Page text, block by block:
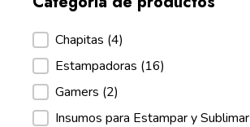
Categoria de productos
Chapitas (4)
Estampadoras (16)
Gamers (2)
Insumos para Estampar y Sublimar